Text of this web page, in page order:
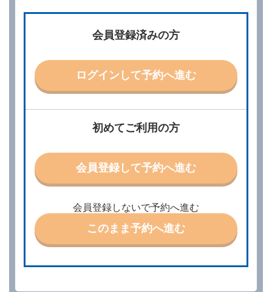
所、運転者、チャイルドシート等付属品の要否、その
他の借受条件（以下「借受条件」といいます。）を明
社は、電話連絡並びに電子メールによる予約に応じま
すが、予約内容と実際に相違があった場合でも当社は
責任を負わないものとします。
当社は、借受人から予約の申込みがあったときは、原
則として、当社の保有するレンタカーの範囲内で予約
特に認める場合を除き、別に定める予約申込金を支払
第３条（予約の変更）
借受人は、前条第１項の借受条件を変更しようとする
ときは、あらかじめ当社の承諾を受けなければならな
第４条（予約の取消し等）
借受人は、別に定める方法により予約を取り消すこと
初めてご利用の方
会員登録して予約へ進む
会員登録しないで予約へ進む
このまま予約へ進む
会員登録済みの方
ログインして予約へ進む